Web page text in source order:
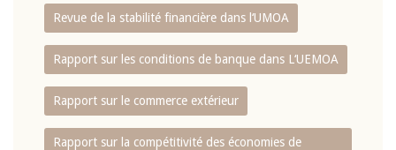
Revue de la stabilité financière dans l‘UMOA
Rapport sur les conditions de banque dans L‘UEMOA
Rapport sur le commerce extérieur
Rapport sur la compétitivité des économies de